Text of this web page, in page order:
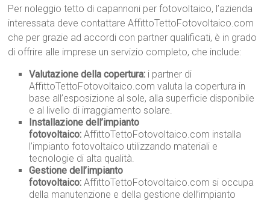
Per noleggio tetto di capannoni per fotovoltaico, l’azienda
interessata deve contattare AffittoTettoFotovoltaico.com
che per grazie ad accordi con partner qualificati, è in grado
di offrire alle imprese un servizio completo, che include:
Valutazione della copertura: i partner di
AffittoTettoFotovoltaico.com valuta la copertura in
base all’esposizione al sole, alla superficie disponibile
e al livello di irraggiamento solare.
Installazione dell’impianto
fotovoltaico: AffittoTettoFotovoltaico.com installa
l’impianto fotovoltaico utilizzando materiali e
tecnologie di alta qualità.
Gestione dell’impianto
fotovoltaico: AffittoTettoFotovoltaico.com si occupa
della manutenzione e della gestione dell’impianto